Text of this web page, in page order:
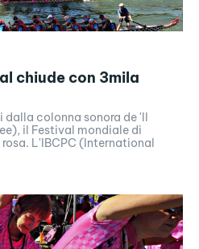
chiude con 3mila
colonna sonora de 'Il
il Festival mondiale di
L'IBCPC (International